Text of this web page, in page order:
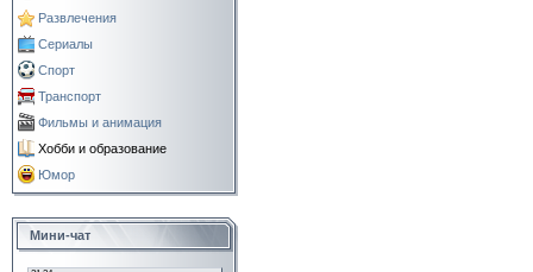
Развлечения
Сериалы
Спорт
Транспорт
Фильмы и анимация
Хобби и образование
Юмор
Мини-чат